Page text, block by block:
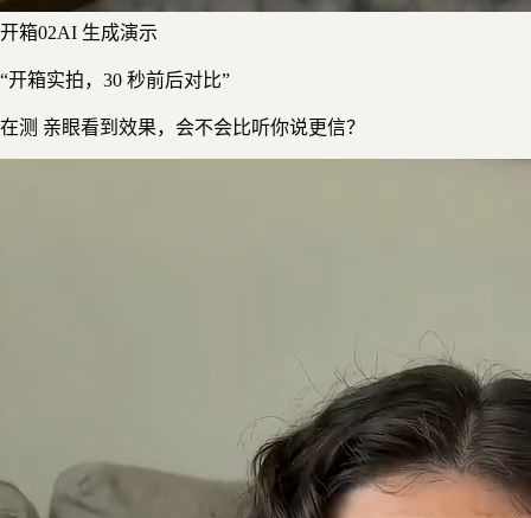
开箱02AI 生成演示
“开箱实拍，30 秒前后对比”
在测 亲眼看到效果，会不会比听你说更信？